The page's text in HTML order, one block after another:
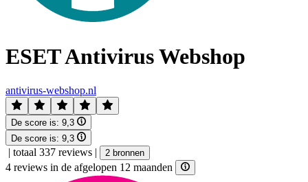
ESET Antivirus Webshop
antivirus-webshop.nl
De score is: 9,3
De score is: 9,3
| totaal 337 reviews | 2 bronnen
4 reviews in de afgelopen 12 maanden